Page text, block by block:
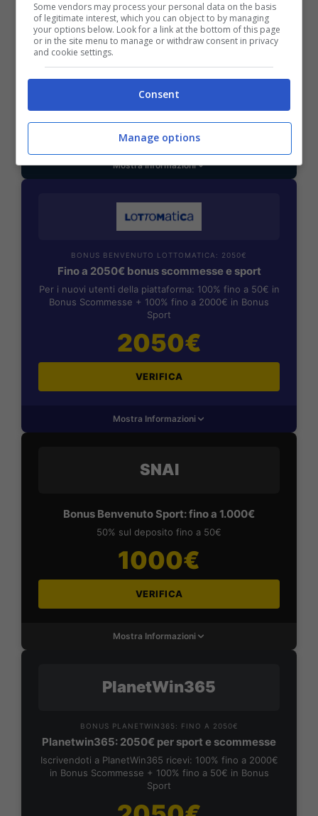
BONUS BENVENUTO GOLDBET: 2.050€
Fino a 2050€ sport e casino
Per i nuovi registrati: 100% fino a 2.000€ in Bonus
Scommesse + 50% del primo deposito fino a 50€
2050€
VERIFICA
Mostra Informazioni
BONUS BENVENUTO LOTTOMATICA: 2050€
Fino a 2050€ bonus scommesse e sport
Per i nuovi utenti della piattaforma: 100% fino a 50€ in
Bonus Scommesse + 100% fino a 2000€ in Bonus
Sport
2050€
VERIFICA
Mostra Informazioni
SNAI
Bonus Benvenuto Sport: fino a 1.000€
50% sul deposito fino a 50€
1000€
VERIFICA
Mostra Informazioni
PlanetWin365
BONUS PLANETWIN365: FINO A 2050€
Planetwin365: 2050€ per sport e scommesse
Iscrivendoti a PlanetWin365 ricevi: 100% fino a 2000€
in Bonus Scommesse + 100% fino a 50€ in Bonus
Sport
Some vendors may process your personal data on the basis
of legitimate interest, which you can object to by managing
your options below. Look for a link at the bottom of this page
or in the site menu to manage or withdraw consent in privacy
and cookie settings.
Consent
Manage options